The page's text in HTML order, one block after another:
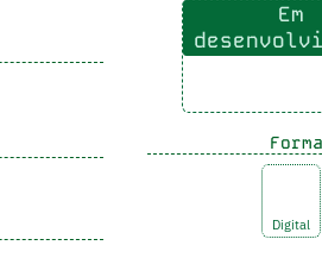
Em
Digital